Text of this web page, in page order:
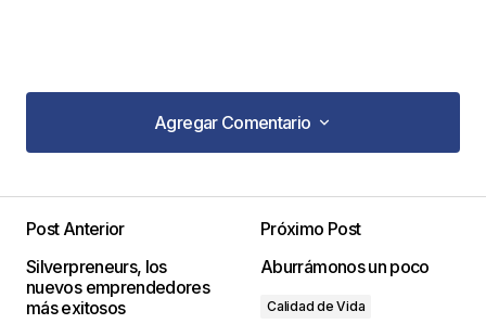
Agregar Comentario
Agregar Comentario
publicada. Los campos obligatorios están
marcados con*
Post Anterior
Silverpreneurs, los
nuevos emprendedores
más exitosos
Próximo Post
Aburrámonos un poco
Calidad de Vida